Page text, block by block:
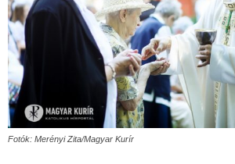
Fotók: Merényi Zita/Magyar Kurír